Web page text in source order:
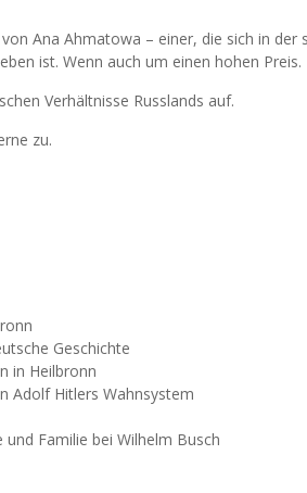
Ana Ahmatowa – einer, die sich in der
ist. Wenn auch um einen hohen Preis.
Verhältnisse Russlands auf.
zu.
Geschichte
in Heilbronn
Adolf Hitlers Wahnsystem
Familie bei Wilhelm Busch